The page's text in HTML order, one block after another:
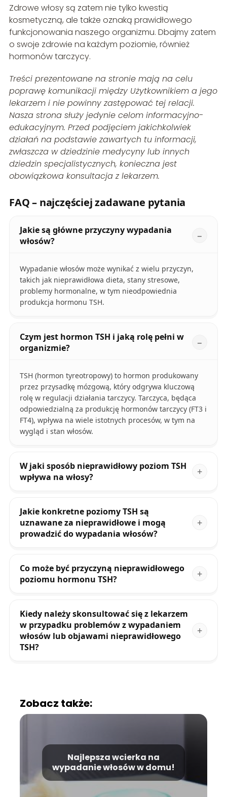
Zdrowe włosy są zatem nie tylko kwestią
kosmetyczną, ale także oznaką prawidłowego
funkcjonowania naszego organizmu. Dbajmy zatem
o swoje zdrowie na każdym poziomie, również
hormonów tarczycy.
Treści prezentowane na stronie mają na celu
poprawę komunikacji między Użytkownikiem a jego
lekarzem i nie powinny zastępować tej relacji.
Nasza strona służy jedynie celom informacyjno-
edukacyjnym. Przed podjęciem jakichkolwiek
działań na podstawie zawartych tu informacji,
zwłaszcza w dziedzinie medycyny lub innych
dziedzin specjalistycznych, konieczna jest
obowiązkowa konsultacja z lekarzem.
FAQ – najczęściej zadawane pytania
Jakie są główne przyczyny wypadania
włosów?
Wypadanie włosów może wynikać z wielu przyczyn,
takich jak nieprawidłowa dieta, stany stresowe,
problemy hormonalne, w tym nieodpowiednia
produkcja hormonu TSH.
Czym jest hormon TSH i jaką rolę pełni w
organizmie?
TSH (hormon tyreotropowy) to hormon produkowany
przez przysadkę mózgową, który odgrywa kluczową
rolę w regulacji działania tarczycy. Tarczyca, będąca
odpowiedzialną za produkcję hormonów tarczycy (FT3 i
FT4), wpływa na wiele istotnych procesów, w tym na
wygląd i stan włosów.
W jaki sposób nieprawidłowy poziom TSH
wpływa na włosy?
Jakie konkretne poziomy TSH są
uznawane za nieprawidłowe i mogą
prowadzić do wypadania włosów?
Co może być przyczyną nieprawidłowego
poziomu hormonu TSH?
Kiedy należy skonsultować się z lekarzem
w przypadku problemów z wypadaniem
włosów lub objawami nieprawidłowego
TSH?
Zobacz także:
Najlepsza wcierka na
wypadanie włosów w domu!